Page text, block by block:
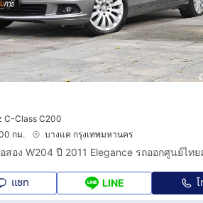
C-Class C200
กม. บางแค กรุงเทพมหานคร
แชท LINE